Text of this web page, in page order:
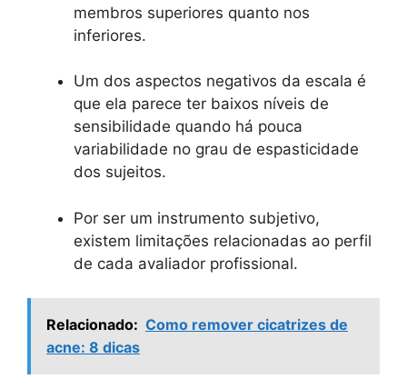
membros superiores quanto nos
inferiores.
Um dos aspectos negativos da escala é
que ela parece ter baixos níveis de
sensibilidade quando há pouca
variabilidade no grau de espasticidade
dos sujeitos.
Por ser um instrumento subjetivo,
existem limitações relacionadas ao perfil
de cada avaliador profissional.
Relacionado: Como remover cicatrizes de
acne: 8 dicas